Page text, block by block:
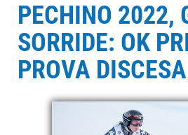
PECHINO 2022,
SORRIDE: OK
PROVA DISCESA